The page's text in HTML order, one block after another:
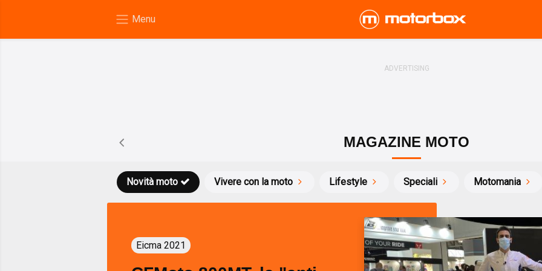
MAGAZINE MOTO
Novità moto Vivere con la moto Lifestyle Speciali Motomania
Eicma 2021